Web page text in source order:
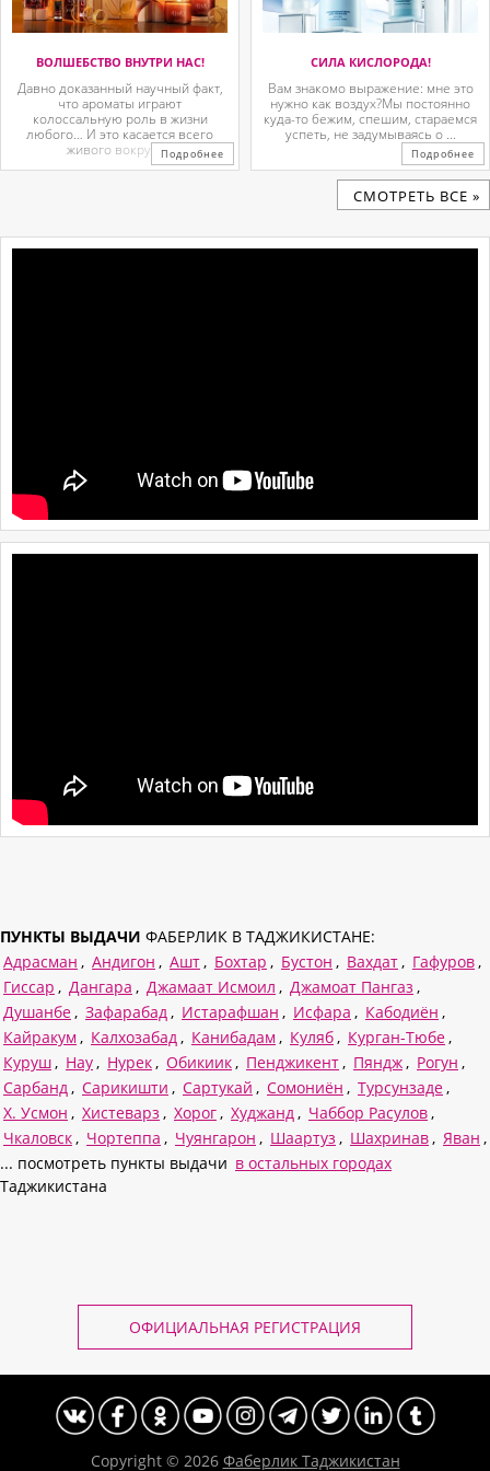
ВОЛШЕБСТВО ВНУТРИ НАС!
Давно доказанный научный факт,
что ароматы играют
колоссальную роль в жизни
любого… И это касается всего
живого вокруг. ...Подробнее
СИЛА КИСЛОРОДА!
Вам знакомо выражение: мне это
нужно как воздух?Мы постоянно
куда-то бежим, спешим, стараемся
успеть, не задумываясь о ...
Подробнее
CМОТРЕТЬ ВСЕ »
ПУНКТЫ ВЫДАЧИ ФАБЕРЛИК В ТАДЖИКИСТАНЕ:
Адрасман , Андигон , Ашт , Бохтар , Бустон , Вахдат , Гафуров ,
Гиссар , Дангара , Джамаат Исмоил , Джамоат Пангаз ,
Душанбе , Зафарабад , Истарафшан , Исфара , Кабодиён ,
Кайракум , Калхозабад , Канибадам , Куляб , Курган-Тюбе ,
Куруш , Нау , Нурек , Обикиик , Пенджикент , Пяндж , Рогун ,
Сарбанд , Сарикишти , Сартукай , Сомониён , Турсунзаде ,
Х. Усмон , Хистеварз , Хорог , Худжанд , Чаббор Расулов ,
Чкаловск , Чортеппа , Чуянгарон , Шаартуз , Шахринав , Яван ,
... посмотреть пункты выдачи в остальных городах
Таджикистана
ОФИЦИАЛЬНАЯ РЕГИСТРАЦИЯ
Copyright © 2026 Фаберлик Таджикистан